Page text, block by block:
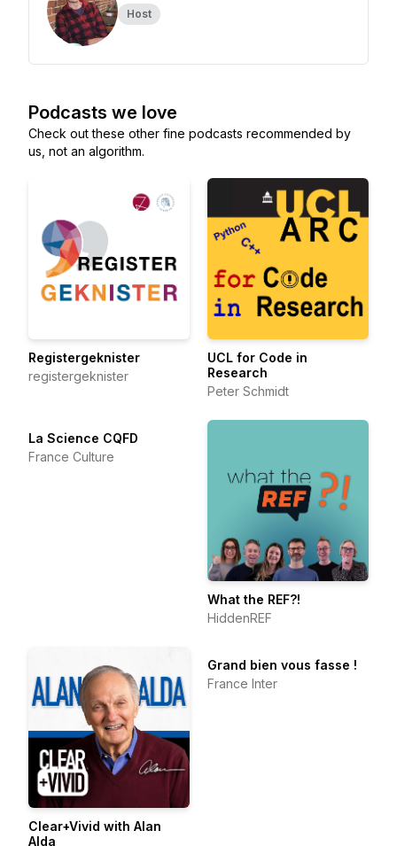
Host
Podcasts we love
Check out these other fine podcasts recommended by
us, not an algorithm.
Registergeknister
registergeknister
UCL for Code in
Research
Peter Schmidt
La Science CQFD
France Culture
What the REF?!
HiddenREF
Clear+Vivid with Alan
Alda
Grand bien vous fasse !
France Inter